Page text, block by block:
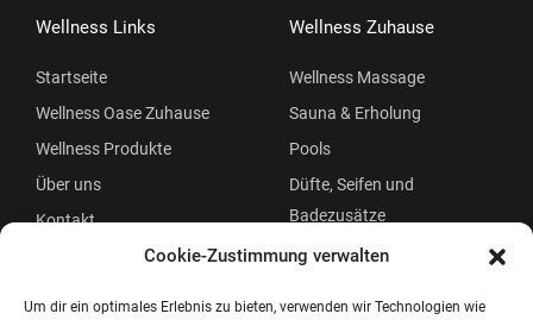
Cookie-Zustimmung verwalten
Um dir ein optimales Erlebnis zu bieten, verwenden wir Technologien wie
Wellness Links
Startseite
Wellness Oase Zuhause
Wellness Produkte
Über uns
Kontakt
Wellness Zuhause
Wellness Massage
Sauna & Erholung
Pools
Düfte, Seifen und
Badezusätze
Beauty